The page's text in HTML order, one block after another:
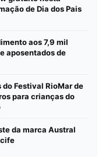
de Dia dos Pais
aos 7,9 mil
aposentados de
Festival RioMar de
para crianças do
da marca Austral